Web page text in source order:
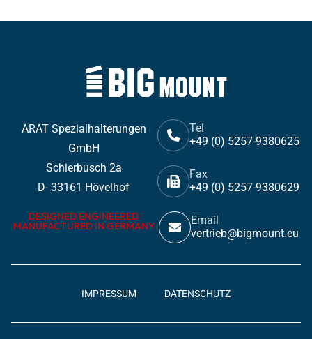
ARAT Spezialhalterungen
GmbH
Schierbusch 2a
D- 33161 Hövelhof
DESIGNED ENGINEERED
MANUFACTURED IN GERMANY
Tel
+49 (0) 5257-9380625
Fax
+49 (0) 5257-9380629
Email
vertrieb@bigmount.eu
IMPRESSUM DATENSCHUTZ